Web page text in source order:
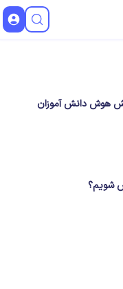
هوش دانش آموزان
شویم؟